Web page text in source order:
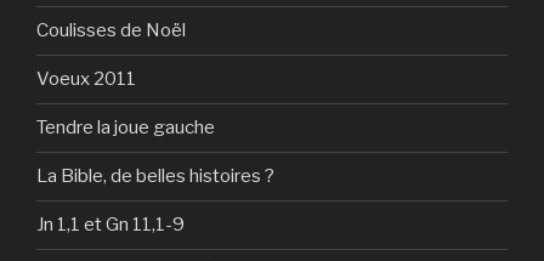
Coulisses de Noël
Voeux 2011
Tendre la joue gauche
La Bible, de belles histoires ?
Jn 1,1 et Gn 11,1-9